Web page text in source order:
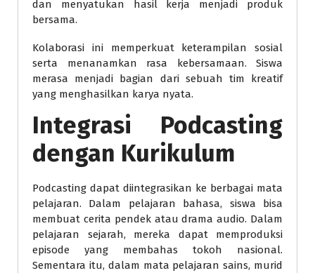
dan menyatukan hasil kerja menjadi produk
bersama.
Kolaborasi ini memperkuat keterampilan sosial
serta menanamkan rasa kebersamaan. Siswa
merasa menjadi bagian dari sebuah tim kreatif
yang menghasilkan karya nyata.
Integrasi Podcasting
dengan Kurikulum
Podcasting dapat diintegrasikan ke berbagai mata
pelajaran. Dalam pelajaran bahasa, siswa bisa
membuat cerita pendek atau drama audio. Dalam
pelajaran sejarah, mereka dapat memproduksi
episode yang membahas tokoh nasional.
Sementara itu, dalam mata pelajaran sains, murid